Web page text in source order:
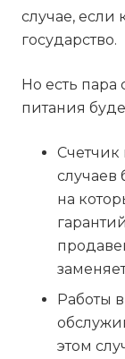
случае, если
государство.
Но есть пара
питания
Счетчик
случаев
на
Работы
этом